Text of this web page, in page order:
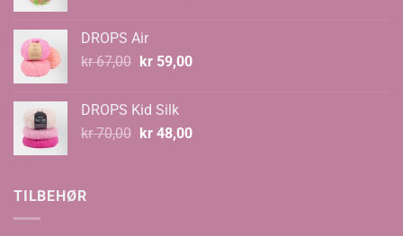
DROPS Air
kr67,00 Opprinnelig
kr 67,00.
kr59,00Nåværende
DROPS Kid Silk
kr70,00 Opprinnelig
kr48,00Nåværende
TILBEHØR